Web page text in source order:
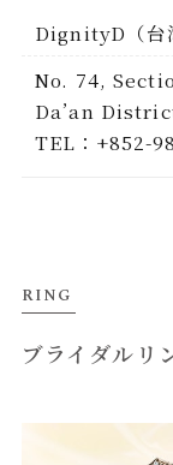
DignityD（台
No. 74,
Da’an
TEL：+852-
RING
ブライダルリ